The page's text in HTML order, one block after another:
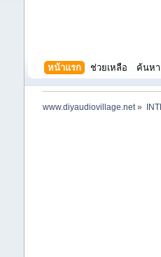
หน้าแรก ช่วยเหลือ ค้นหา
www.diyaudiovillage.net»